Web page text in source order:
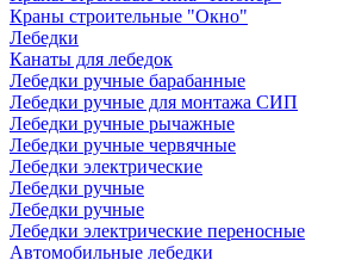
Краны строительные "Окно"
Лебедки
Канаты для лебедок
Лебедки ручные барабанные
Лебедки ручные для монтажа СИП
Лебедки ручные рычажные
Лебедки ручные червячные
Лебедки электрические
Лебедки ручные
Лебедки ручные
Лебедки электрические переносные
Автомобильные лебедки